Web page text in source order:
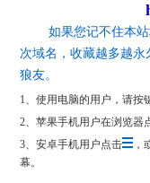
如果您记不住本站
次域名，收藏越多越
狼友。
1、使用电脑的用户，请按
2、苹果手机用户在浏览器
3、安卓手机用户点击
，
幕。